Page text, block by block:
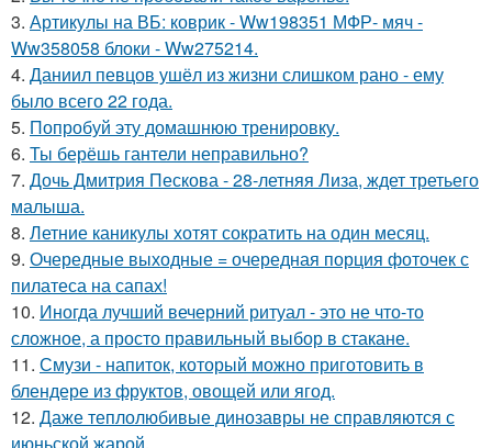
3. Артикулы на ВБ: коврик - Ww198351 МФР- мяч -
Ww358058 блоки - Ww275214.
4. Даниил певцов ушёл из жизни слишком рано - ему
было всего 22 года.
5. Попробуй эту домашнюю тренировку.
6. Ты берёшь гантели неправильно?
7. Дочь Дмитрия Пескова - 28-летняя Лиза, ждет третьего
малыша.
8. Летние каникулы хотят сократить на один месяц.
9. Очередные выходные = очередная порция фоточек с
пилатеса на сапах!
10. Иногда лучший вечерний ритуал - это не что-то
сложное, а просто правильный выбор в стакане.
11. Смузи - напиток, который можно приготовить в
блендере из фруктов, овощей или ягод.
12. Даже теплолюбивые динозавры не справляются с